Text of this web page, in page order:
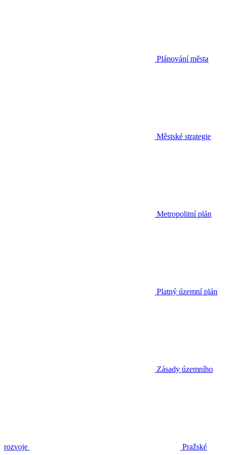
Plánování města
Městské strategie
Metropolitní plán
Platný územní plán
Zásady územního
rozvoje Pražské